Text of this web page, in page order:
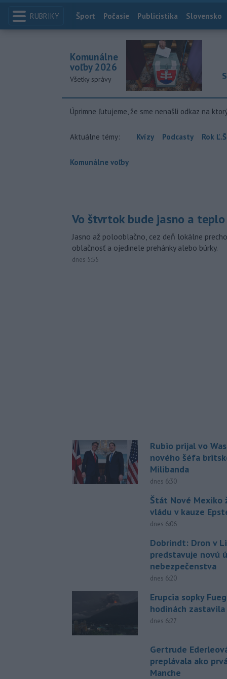
RUBRIKY Index
Šport Počasie Publicistika Slovensko
Komunálne
voľby 2026
Všetky správy
Úprimne ľutujeme, že sme nenašli odkaz na
Aktuálne témy: Kvízy Podcasty Rok
Komunálne voľby
Vo štvrtok bude jasno a teplo
Jasno až polooblačno, cez deň lokálne
oblačnosť a ojedinele prehánky alebo búrky.
dnes 5:55
Rubio prijal vo
nového šéfa
Milibanda
dnes 6:30
Štát Nové Mexiko
vládu v kauze
dnes 6:06
Dobrindt: Dron v
predstavuje novú
nebezpečenstva
dnes 6:20
Erupcia sopky
hodinách zastavila
dnes 6:27
Gertrude
preplávala ako
Manche